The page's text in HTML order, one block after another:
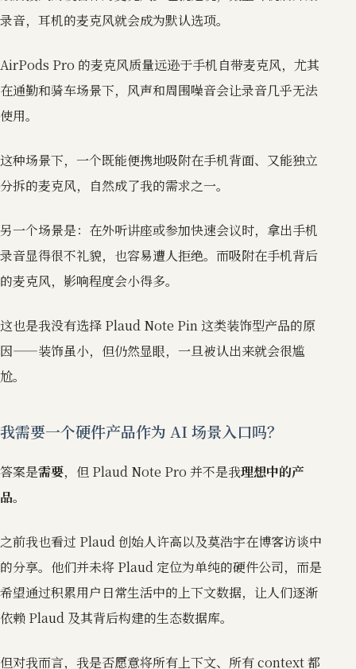
录音，耳机的麦克风就会成为默认选项。
AirPods Pro 的麦克风质量远逊于手机自带麦克风，尤其
在通勤和骑车场景下，风声和周围噪音会让录音几乎无法
使用。
这种场景下，一个既能便携地吸附在手机背面、又能独立
分拆的麦克风，自然成了我的需求之一。
另一个场景是：在外听讲座或参加快速会议时，拿出手机
录音显得很不礼貌，也容易遭人拒绝。而吸附在手机背后
的麦克风，影响程度会小得多。
这也是我没有选择 Plaud Note Pin 这类装饰型产品的原
因——装饰虽小，但仍然显眼，一旦被认出来就会很尴
尬。
我需要一个硬件产品作为 AI 场景入口吗？
答案是需要，但 Plaud Note Pro 并不是我理想中的产
品。
之前我也看过 Plaud 创始人许高以及莫浩宇在博客访谈中
的分享。他们并未将 Plaud 定位为单纯的硬件公司，而是
希望通过积累用户日常生活中的上下文数据，让人们逐渐
依赖 Plaud 及其背后构建的生态数据库。
但对我而言，我是否愿意将所有上下文、所有 context 都